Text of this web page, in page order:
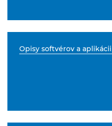
Opisy softvérov a